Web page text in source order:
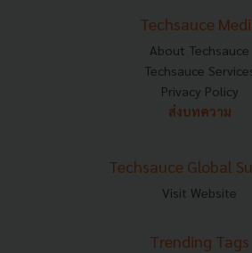
Techsauce
About Techsauce
Techsauce
Privacy Policy
ส่งบทความ
Techsauce Global
Visit Website
Trending Tags